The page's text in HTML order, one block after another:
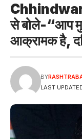
से बोले-“आप
आक्रामक है,
LAST
BY